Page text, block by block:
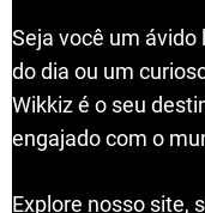
Seja você um
do dia ou um
Wikkiz é o seu
engajado com o
Explore nosso site,